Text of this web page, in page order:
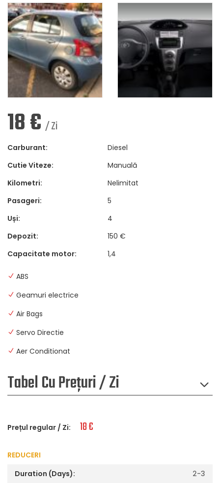
18€ / Zi
Carburant:
Diesel
Cutie Viteze:
Manuală
Kilometri:
Nelimitat
Pasageri:
5
Uși:
4
Depozit:
150 €
Capacitate motor:
1,4
ABS
Geamuri electrice
Air Bags
Servo Directie
Aer Conditionat
Tabel Cu Prețuri / Zi
Prețul regular / Zi: 18€
REDUCERI
2-3